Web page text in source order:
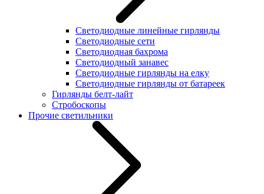
Светодиодные линейные гирлянды
Светодиодные сети
Светодиодная бахрома
Светодиодный занавес
Светодиодные гирлянды на елку
Светодиодные гирлянды от батареек
Гирлянды белт-лайт
Стробоскопы
Прочие светильники